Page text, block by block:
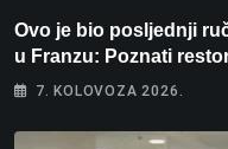
Ovo je bio posljednji
u Franzu: Poznati
otišao u povijest, a
veliko iznenađenje za
7. KOLOVOZA 2026.